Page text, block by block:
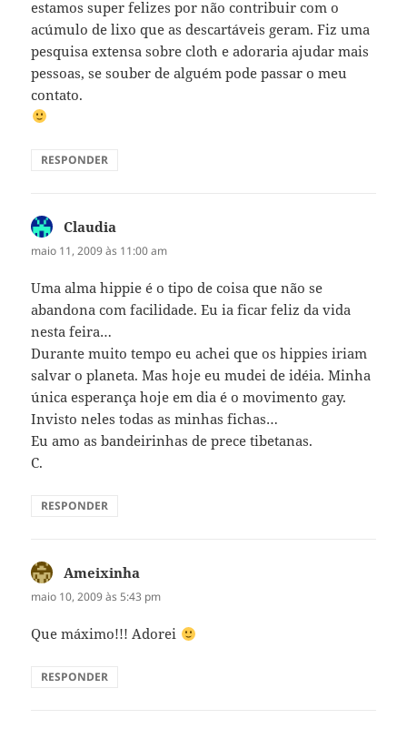
estamos super felizes por não contribuir com o
acúmulo de lixo que as descartáveis geram. Fiz uma
pesquisa extensa sobre cloth e adoraria ajudar mais
pessoas, se souber de alguém pode passar o meu
contato.
RESPONDER
Claudia
maio 11, 2009 às 11:00 am
Uma alma hippie é o tipo de coisa que não se
abandona com facilidade. Eu ia ficar feliz da vida
nesta feira…
Durante muito tempo eu achei que os hippies iriam
salvar o planeta. Mas hoje eu mudei de idéia. Minha
única esperança hoje em dia é o movimento gay.
Invisto neles todas as minhas fichas…
Eu amo as bandeirinhas de prece tibetanas.
C.
RESPONDER
Ameixinha
maio 10, 2009 às 5:43 pm
Que máximo!!! Adorei
RESPONDER